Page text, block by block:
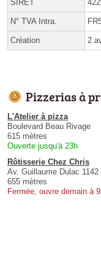
SIRET
N° TVA Intra.
Création 2
Pizzerias à
L'Atelier à pizza
Boulevard Beau Rivage
615 mètres
Ouverte jusqu'à 23h
Rôtisserie Chez Chris
Av. Guillaume Dulac 1142
655 mètres
Fermée, ouvre demain à